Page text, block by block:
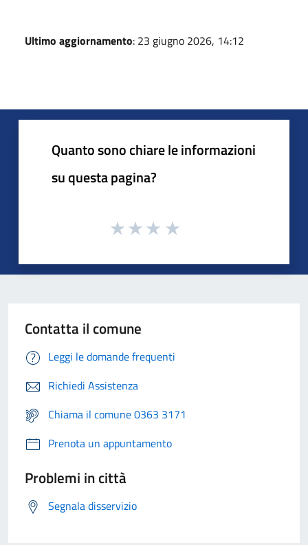
Ultimo aggiornamento: 23 giugno 2026, 14:12
Quanto sono chiare le informazioni
su questa pagina?
Contatta il comune
Leggi le domande frequenti
Richiedi Assistenza
Chiama il comune 0363 3171
Prenota un appuntamento
Problemi in città
Segnala disservizio